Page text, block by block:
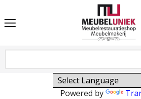
Powered by